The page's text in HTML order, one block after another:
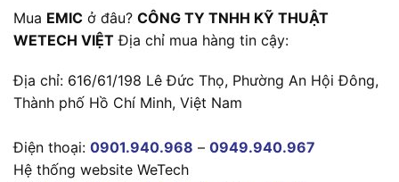
Mua EMIC ở đâu? CÔNG TY TNHH KỸ THUẬT
WETECH VIỆT Địa chỉ mua hàng tin cậy:
Địa chỉ: 616/61/198 Lê Đức Thọ, Phường An Hội Đông,
Thành phố Hồ Chí Minh, Việt Nam
Điện thoại: 0901.940.968 – 0949.940.967
Hệ thống website WeTech